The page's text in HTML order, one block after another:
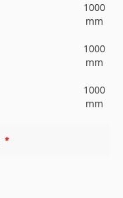
1000
mm
1000
mm
1000
mm